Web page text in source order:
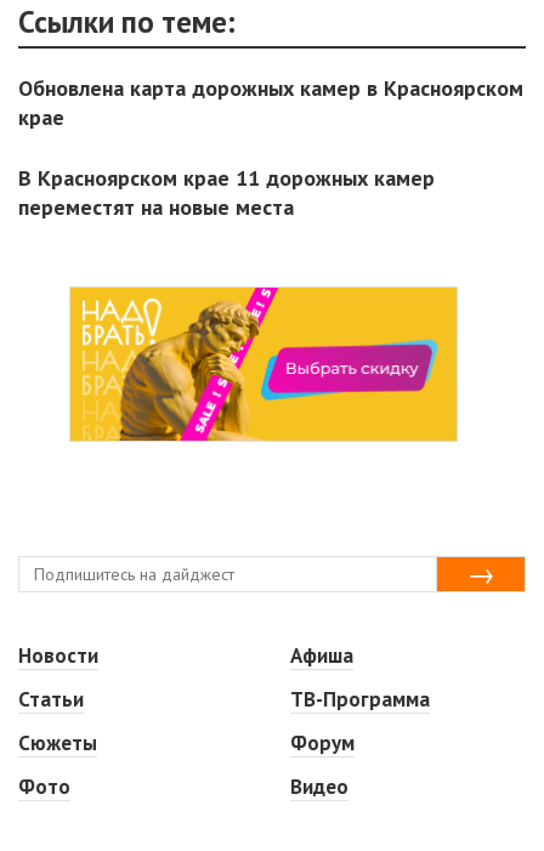
Ссылки по теме:
Обновлена карта дорожных камер в Красноярском
крае
В Красноярском крае 11 дорожных камер
переместят на новые места
Новости
Статьи
Сюжеты
Фото
Афиша
ТВ-Программа
Форум
Видео